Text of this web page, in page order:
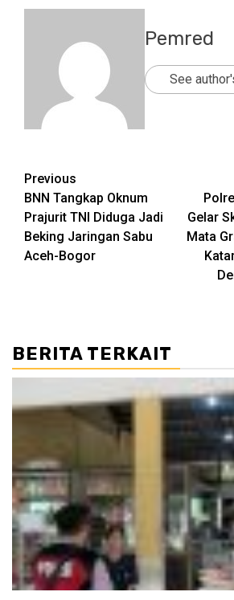
Pemred
See
Post
navigation
Previous
BNN Tangkap Oknum
Prajurit TNI Diduga Jadi
Beking Jaringan Sabu
Aceh-Bogor
Gelar
Mata
BERITA TERKAIT